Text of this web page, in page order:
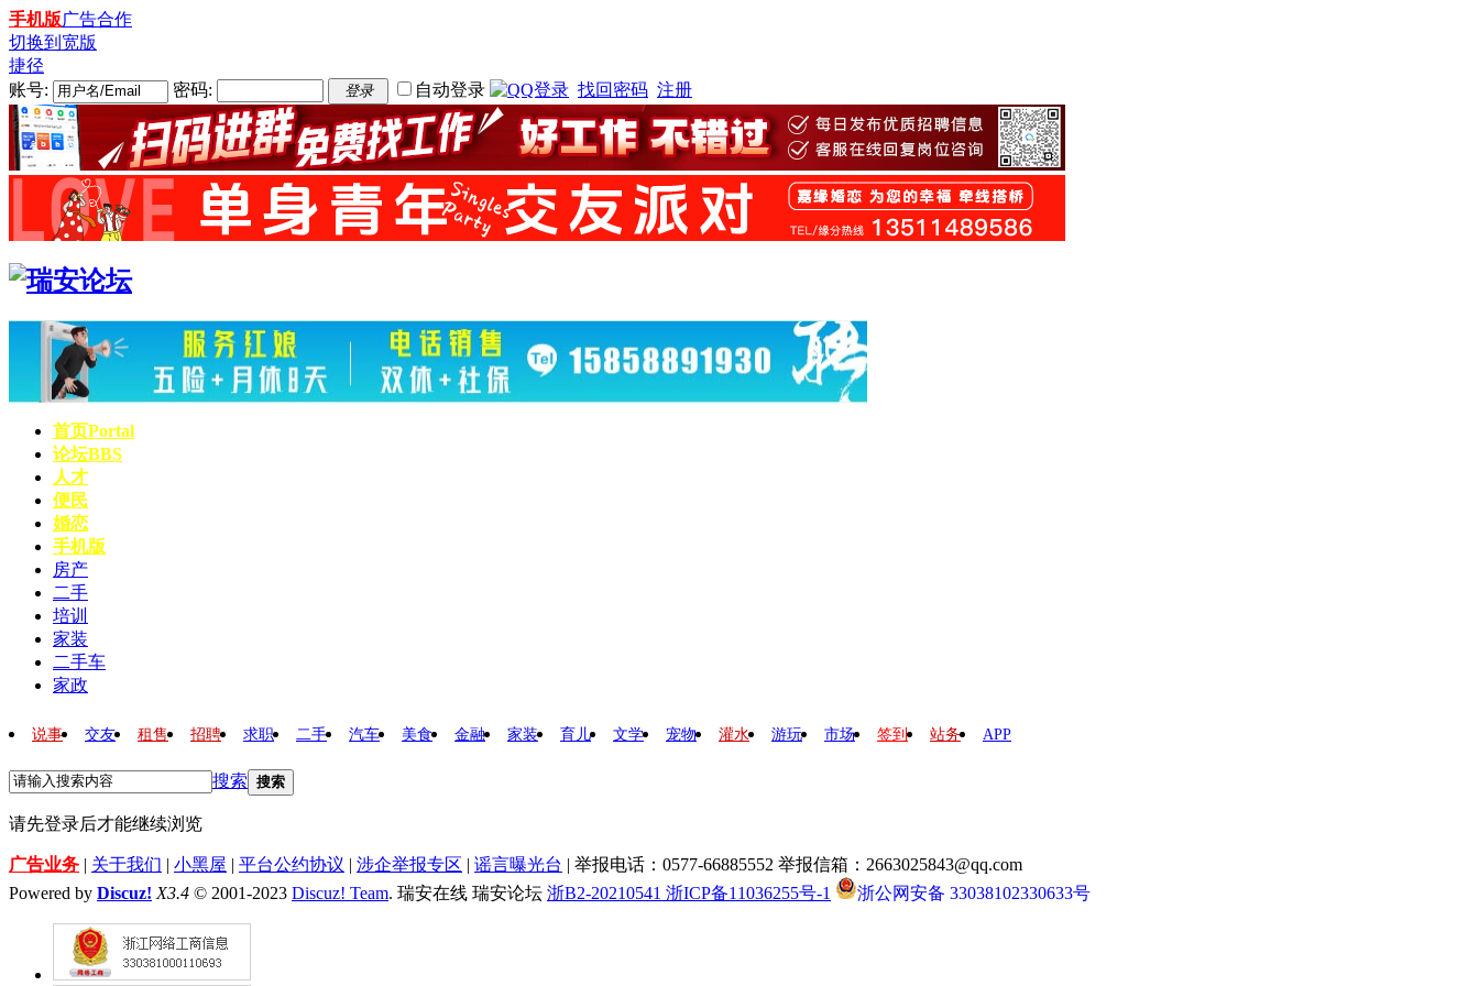
手机版广告合作
切换到宽版
捷径
账号:
密码: 登录 自动登录 找回密码 注册
首页Portal
论坛BBS
人才
便民
婚恋
手机版
房产
二手
培训
家装
二手车
家政
说事 交友 租售 招聘 求职 二手 汽车 美食 金融 家装 育儿 文学 宠物 灌水 游玩 市场 签到 站务 APP
搜索 搜索
请先登录后才能继续浏览
广告业务 | 关于我们 | 小黑屋 | 平台公约协议 | 涉企举报专区 | 谣言曝光台 | 举报电话：0577-66885552 举报信箱：2663025843@qq.com
Powered by Discuz! X3.4 © 2001-2023 Discuz! Team. 瑞安在线 瑞安论坛 浙B2-20210541 浙ICP备11036255号-1 浙公网安备 33038102330633号